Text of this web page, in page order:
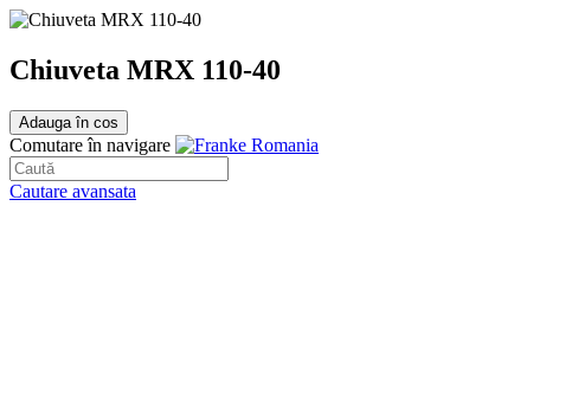
Chiuveta MRX 110-40
Adauga în cos
Comutare în navigare
Cautare avansata